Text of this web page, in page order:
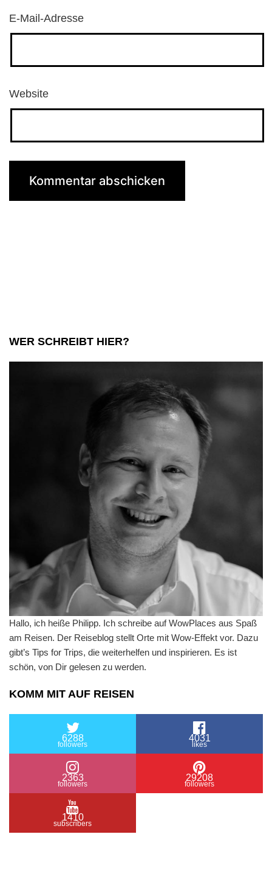
E-Mail-Adresse
Website
WER SCHREIBT HIER?
Hallo, ich heiße Philipp. Ich schreibe auf WowPlaces aus Spaß
am Reisen. Der Reiseblog stellt Orte mit Wow-Effekt vor. Dazu
gibt’s Tips for Trips, die weiterhelfen und inspirieren. Es ist
schön, von Dir gelesen zu werden.
KOMM MIT AUF REISEN
6288
followers
4031
likes
2363
followers
29208
followers
1410
subscribers